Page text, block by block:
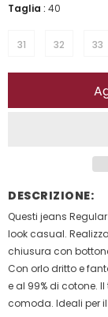
Taglia : 40
31 32 33
DESCRIZIONE:
Questi jeans
look casual.
chiusura con
Con orlo dritto e
e al 99% di cotone.
comoda. Ideali per